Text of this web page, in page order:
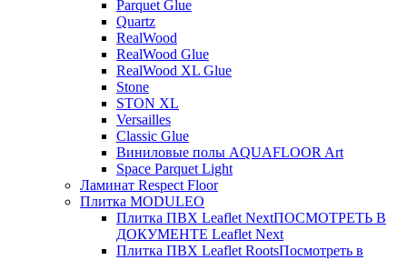
Parquet Glue
Quartz
RealWood
RealWood Glue
RealWood XL Glue
Stone
STON XL
Versailles
Classic Glue
Виниловые полы AQUAFLOOR Art
Space Parquet Light
Ламинат Respect Floor
Плитка MODULEO
Плитка ПВХ Leaflet NextПОСМОТРЕТЬ В
ДОКУМЕНТЕ Leaflet Next
Плитка ПВХ Leaflet RootsПосмотреть в